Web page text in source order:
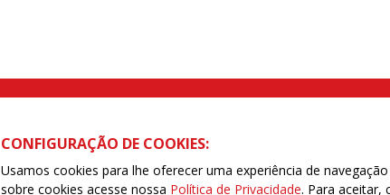
Rua Caetano Pinto nº 575 CEP 03041-000 Brás, São Paulo/SP |
CONFIGURAÇÃO DE COOKIES:
Usamos cookies para lhe oferecer uma experiência de
sobre cookies acesse nossa Política de Privacidade. Para aceitar,